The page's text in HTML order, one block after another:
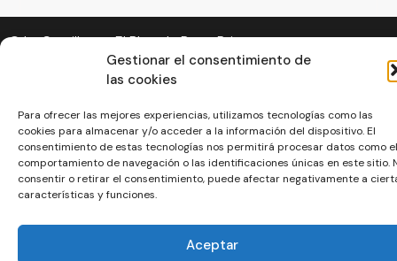
Gestionar el consentimiento de
las cookies
Para ofrecer las mejores experiencias, utilizamos tecnologías como las
cookies para almacenar y/o acceder a la información del dispositivo. El
consentimiento de estas tecnologías nos permitirá procesar datos como el
comportamiento de navegación o las identificaciones únicas en este sitio.
consentir o retirar el consentimiento, puede afectar negativamente a
características y funciones.
Aceptar
© La Servilleta - El Blog de Paco Prieto
Política de cookies Política de privacidad